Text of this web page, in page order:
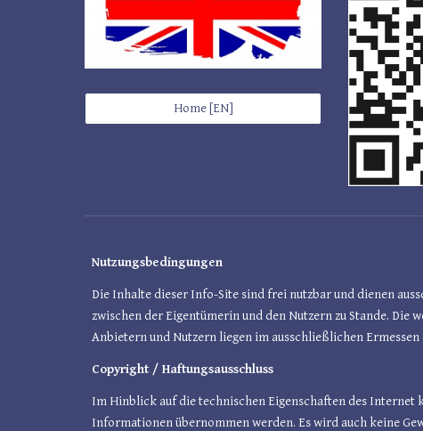
Home [EN]
Nutzungsbedingungen
Die Inhalte dieser Info-Site sind frei nutzbar und dienen
zwischen der Eigentümerin und den Nutzern zu Stande.
Anbietern und Nutzern liegen im ausschließlichen Ermessen
Copyright / Haftungsausschluss
Im Hinblick auf die technischen Eigenschaften des
Informationen übernommen werden. Es wird auch keine